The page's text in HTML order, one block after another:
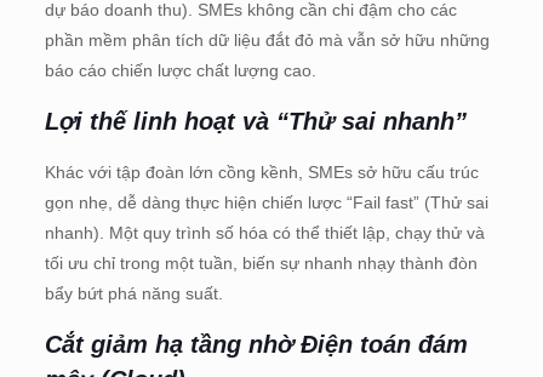
dự báo doanh thu). SMEs không cần chi đậm cho các
phần mềm phân tích dữ liệu đắt đỏ mà vẫn sở hữu những
báo cáo chiến lược chất lượng cao.
Lợi thế linh hoạt và “Thử sai nhanh”
Khác với tập đoàn lớn cồng kềnh, SMEs sở hữu cấu trúc
gọn nhẹ, dễ dàng thực hiện chiến lược “Fail fast” (Thử sai
nhanh). Một quy trình số hóa có thể thiết lập, chạy thử và
tối ưu chỉ trong một tuần, biến sự nhanh nhạy thành đòn
bẩy bứt phá năng suất.
Cắt giảm hạ tầng nhờ Điện toán đám